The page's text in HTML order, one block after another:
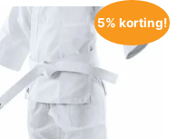
5% korting!